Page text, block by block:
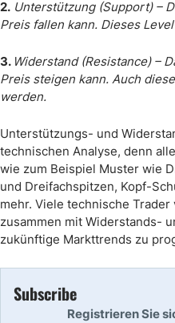
2. Unterstützung (Support) –
Preis fallen kann. Dieses
3. Widerstand (Resistance) –
Preis steigen kann. Auch
werden.
Unterstützungs- und
technischen Analyse, denn
wie zum Beispiel Muster wie
und Dreifachspitzen, Kopf-
mehr. Viele technische Trader
zusammen mit Widerstands-
zukünftige Markttrends zu
Subscribe
Registrieren Sie